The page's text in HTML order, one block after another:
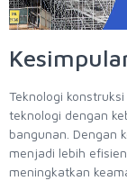
Teknologi
teknologi dengan
bangunan. Dengan
menjadi lebih
meningkatkan